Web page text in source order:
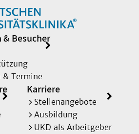
& Besucher
Termine
Karriere
Stellenangebote
Ausbildung
UKD als Arbeitgeber